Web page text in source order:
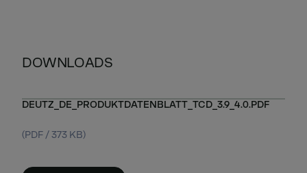
DOWNLOADS
DEUTZ_DE_PRODUKTDATENBLATT_TCD_3.9_4.0.PDF
(PDF / 373 KB)